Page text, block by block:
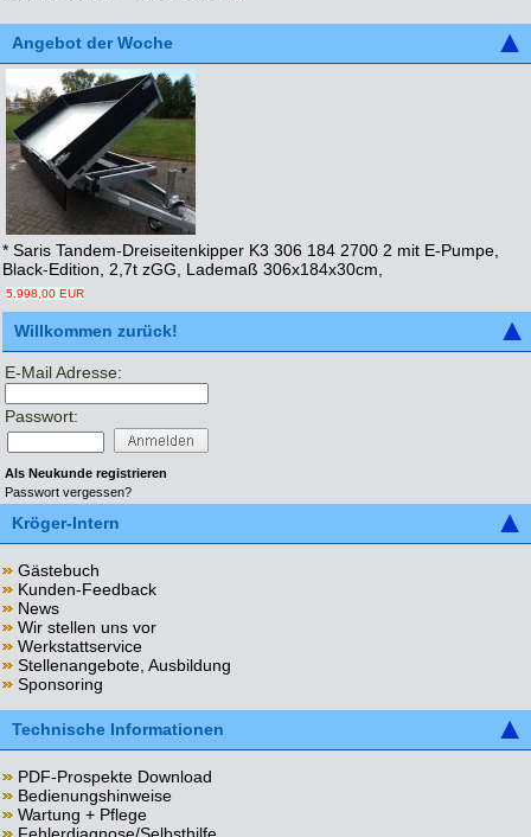
Angebot der Woche
* Saris Tandem-Dreiseitenkipper K3 306 184 2700 2 mit E-Pumpe,
Black-Edition, 2,7t zGG, Lademaß 306x184x30cm,
5.998,00 EUR
Willkommen zurück!
E-Mail Adresse:
Passwort:
Als Neukunde registrieren
Passwort vergessen?
Kröger-Intern
Gästebuch
Kunden-Feedback
News
Wir stellen uns vor
Werkstattservice
Stellenangebote, Ausbildung
Sponsoring
Technische Informationen
PDF-Prospekte Download
Bedienungshinweise
Wartung + Pflege
Fehlerdiagnose/Selbsthilfe